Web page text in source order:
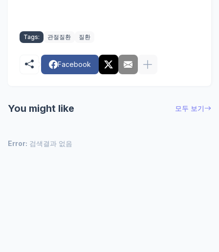
Tags: 관절질환 질환
Facebook
You might like 모두 보기
Error: 검색결과 없음